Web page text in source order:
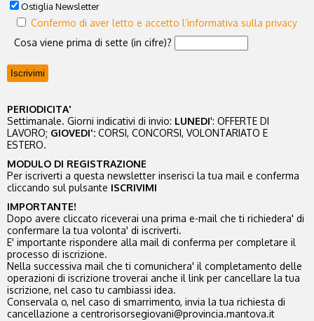
Ostiglia Newsletter
Confermo di aver letto e accetto l’informativa sulla privacy
Cosa viene prima di sette (in cifre)?
PERIODICITA'
Settimanale. Giorni indicativi di invio: LUNEDI': OFFERTE DI
LAVORO; GIOVEDI': CORSI, CONCORSI, VOLONTARIATO E
ESTERO.
MODULO DI REGISTRAZIONE
Per iscriverti a questa newsletter inserisci la tua mail e conferma
cliccando sul pulsante ISCRIVIMI
IMPORTANTE!
Dopo avere cliccato riceverai una prima e-mail che ti richiedera' di
confermare la tua volonta' di iscriverti.
E' importante rispondere alla mail di conferma per completare il
processo di iscrizione.
Nella successiva mail che ti comunichera' il completamento delle
operazioni di iscrizione troverai anche il link per cancellare la tua
iscrizione, nel caso tu cambiassi idea.
Conservala o, nel caso di smarrimento, invia la tua richiesta di
cancellazione a centrorisorsegiovani@provincia.mantova.it